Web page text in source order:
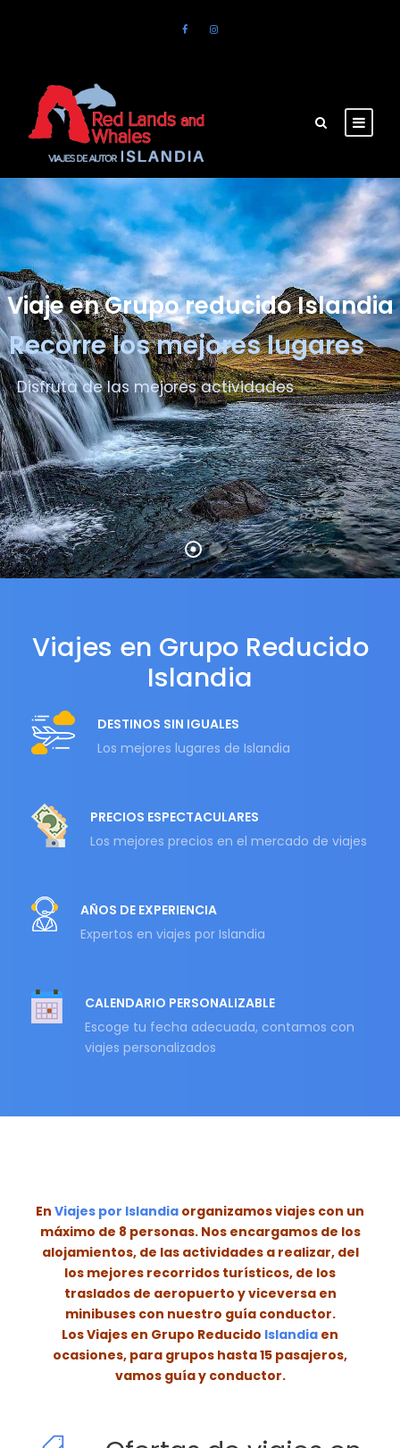
Viaje en Grupo reducido Islandia
Recorre los mejores lugares
Disfruta de las mejores actividades
Viajes en Grupo Reducido
Islandia
DESTINOS SIN IGUALES
Los mejores lugares de Islandia
PRECIOS ESPECTACULARES
Los mejores precios en el mercado de viajes
AÑOS DE EXPERIENCIA
Expertos en viajes por Islandia
CALENDARIO PERSONALIZABLE
Escoge tu fecha adecuada, contamos con
viajes personalizados
En Viajes por Islandia organizamos viajes con un
máximo de 8 personas. Nos encargamos de los
alojamientos, de las actividades a realizar, del
los mejores recorridos turísticos, de los
traslados de aeropuerto y viceversa en
minibuses con nuestro guía conductor.
Los Viajes en Grupo Reducido Islandia en
ocasiones, para grupos hasta 15 pasajeros,
vamos guía y conductor.